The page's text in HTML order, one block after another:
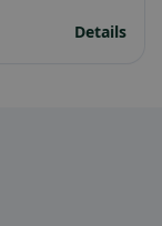
Details